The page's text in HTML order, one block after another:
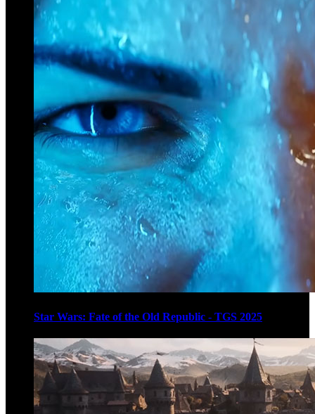
Star Wars: Fate of the Old Republic - TGS 2025